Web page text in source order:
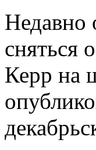
Недавно
сняться
Керр на